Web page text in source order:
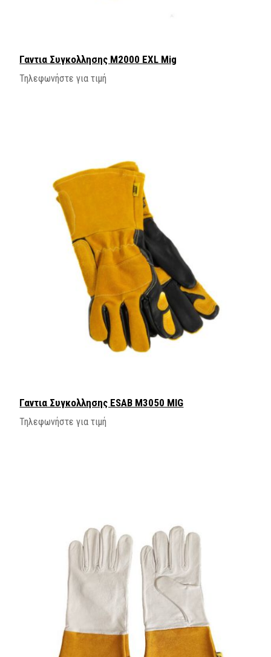
Γαντια Συγκολλησης M2000 EXL Mig
Τηλεφωνήστε για τιμή
Γαντια Συγκολλησης ESAB Μ3050 MIG
Τηλεφωνήστε για τιμή